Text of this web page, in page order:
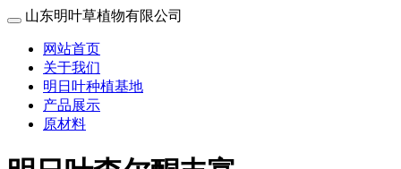
山东明叶草植物有限公司
网站首页
关于我们
明日叶种植基地
产品展示
原材料